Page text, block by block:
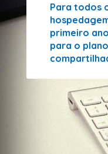
Para todos
primeiro
para o